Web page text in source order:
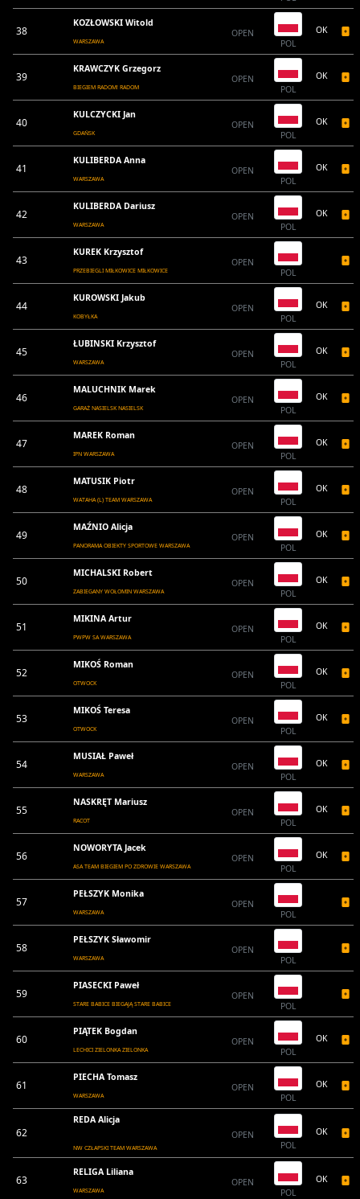
38
KOZŁOWSKI Witold
WARSZAWA
OPEN
POL
OK
39
KRAWCZYK Grzegorz
BIEGIEM RADOM! RADOM
OPEN
POL
OK
40
KULCZYCKI Jan
GDAŃSK
OPEN
POL
OK
41
KULIBERDA Anna
WARSZAWA
OPEN
POL
OK
42
KULIBERDA Dariusz
WARSZAWA
OPEN
POL
OK
43
KUREK Krzysztof
PRZEBIEGLI MIŁKOWICE MIŁKOWICE
OPEN
POL
44
KUROWSKI Jakub
KOBYŁKA
OPEN
POL
OK
45
ŁUBINSKI Krzysztof
WARSZAWA
OPEN
POL
OK
46
MALUCHNIK Marek
GARAŻ NASIELSK NASIELSK
OPEN
POL
OK
47
MAREK Roman
IPN WARSZAWA
OPEN
POL
OK
48
MATUSIK Piotr
WATAHA (L) TEAM WARSZAWA
OPEN
POL
OK
49
MAŹNIO Alicja
PANORAMA OBIEKTY SPORTOWE WARSZAWA
OPEN
POL
OK
50
MICHALSKI Robert
ZABIEGANY WOŁOMIN WARSZAWA
OPEN
POL
OK
51
MIKINA Artur
PWPW SA WARSZAWA
OPEN
POL
OK
52
MIKOŚ Roman
OTWOCK
OPEN
POL
OK
53
MIKOŚ Teresa
OTWOCK
OPEN
POL
OK
54
MUSIAŁ Paweł
WARSZAWA
OPEN
POL
OK
55
NASKRĘT Mariusz
RACOT
OPEN
POL
OK
56
NOWORYTA Jacek
ASA TEAM BIEGIEM PO ZDROWIE WARSZAWA
OPEN
POL
OK
57
PEŁSZYK Monika
WARSZAWA
OPEN
POL
58
PEŁSZYK Sławomir
WARSZAWA
OPEN
POL
59
PIASECKI Paweł
STARE BABICE BIEGAJĄ STARE BABICE
OPEN
POL
60
PIĄTEK Bogdan
LECHICI ZIELONKA ZIELONKA
OPEN
POL
OK
61
PIECHA Tomasz
WARSZAWA
OPEN
POL
OK
62
REDA Alicja
NW CZŁAPSKI TEAM WARSZAWA
OPEN
POL
OK
63
RELIGA Liliana
WARSZAWA
OPEN
POL
OK